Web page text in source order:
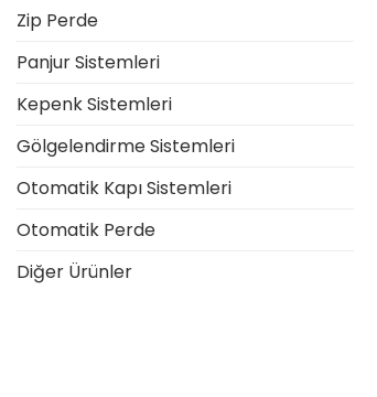
Zip Perde
Panjur Sistemleri
Kepenk Sistemleri
Gölgelendirme Sistemleri
Otomatik Kapı Sistemleri
Otomatik Perde
Diğer Ürünler